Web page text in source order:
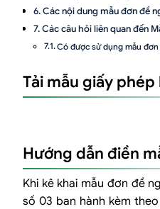
Các nội dung mẫu đơn đề
Các câu hỏi liên quan đến
Có được sử dụng mẫu
Mẫu đơn đề nghị cấp giấy
Tải mẫu đơn đề nghị cấp
Ai là người ký đơn đề
Mẫu đơn đề nghị cấp giấy
Tải mẫu giấy
Hướng dẫn điền
Khi kê khai mẫu đơn đề
số 03 ban hành kèm